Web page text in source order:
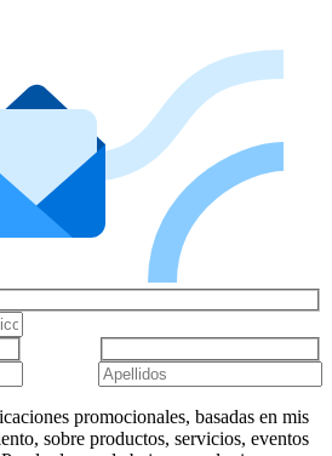
promocionales, basadas en mis
sobre productos, servicios, eventos